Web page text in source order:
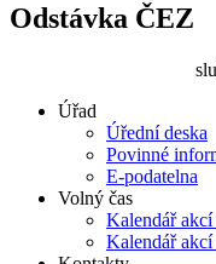
Odstávka ČEZ
Úřad
Úřední deska
Povinné
E-podatelna
Volný čas
Kalendář
Kalendář